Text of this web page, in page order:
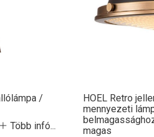
/
Több infó...
HOEL Retro
mennyezeti
magas